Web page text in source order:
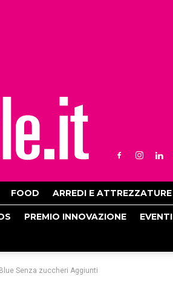
FOOD ARREDI E ATTREZZATURE
PREMIO INNOVAZIONE EVENTI
Senza zuccheri Aggiunti